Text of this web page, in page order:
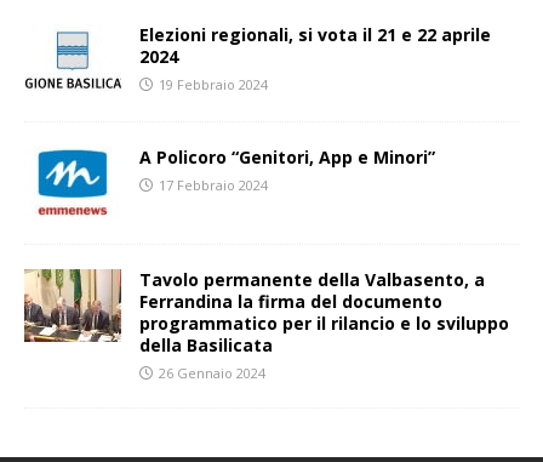
Elezioni regionali, si vota il 21 e 22 aprile
2024
19 Febbraio 2024
A Policoro “Genitori, App e Minori”
17 Febbraio 2024
Tavolo permanente della Valbasento, a
Ferrandina la firma del documento
programmatico per il rilancio e lo sviluppo
della Basilicata
26 Gennaio 2024